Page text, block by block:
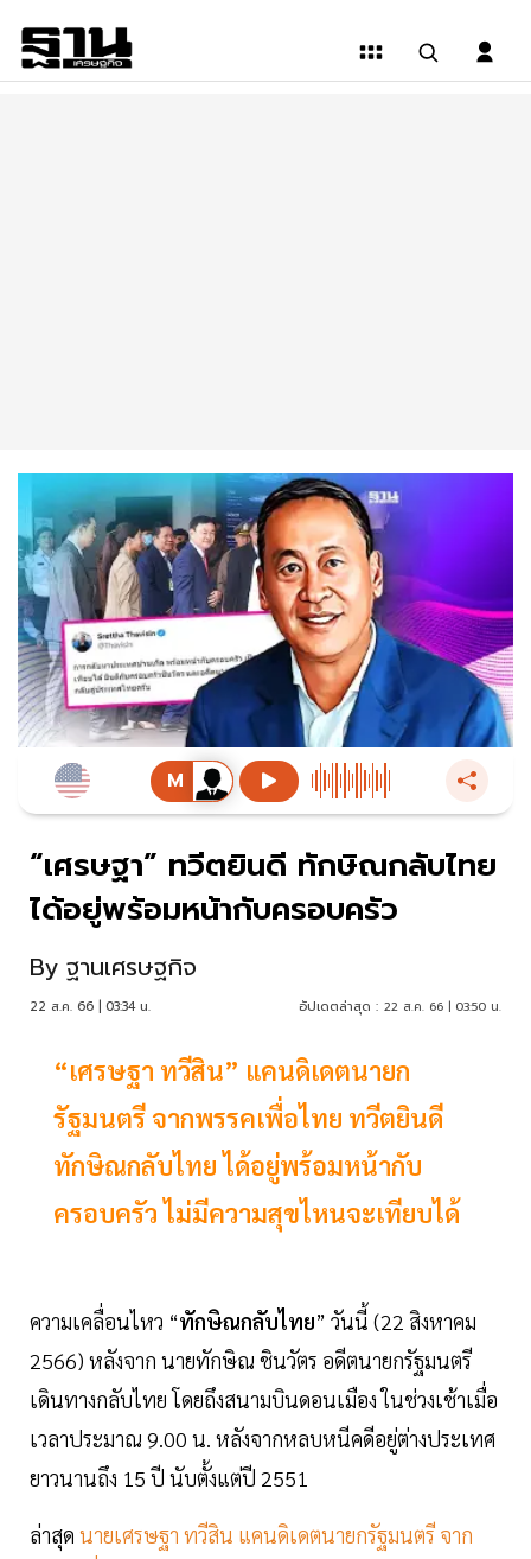
“เศรษฐา” ทวีตยินดี ทักษิณกลับไทย
ได้อยู่พร้อมหน้ากับครอบครัว
By ฐานเศรษฐกิจ
22 ส.ค. 66 | 03:34 น. อัปเดตล่าสุด : 22 ส.ค. 66 | 03:50 น.
“เศรษฐา ทวีสิน” แคนดิเดตนายก
รัฐมนตรี จากพรรคเพื่อไทย ทวีตยินดี
ทักษิณกลับไทย ได้อยู่พร้อมหน้ากับ
ครอบครัว ไม่มีความสุขไหนจะเทียบได้
ความเคลื่อนไหว “ทักษิณกลับไทย” วันนี้ (22 สิงหาคม
2566) หลังจาก นายทักษิณ ชินวัตร อดีตนายกรัฐมนตรี
เดินทางกลับไทย โดยถึงสนามบินดอนเมือง ในช่วงเช้าเมื่อ
เวลาประมาณ 9.00 น. หลังจากหลบหนีคดีอยู่ต่างประเทศ
ยาวนานถึง 15 ปี นับตั้งแต่ปี 2551
ล่าสุด นายเศรษฐา ทวีสิน แคนดิเดตนายกรัฐมนตรี จาก